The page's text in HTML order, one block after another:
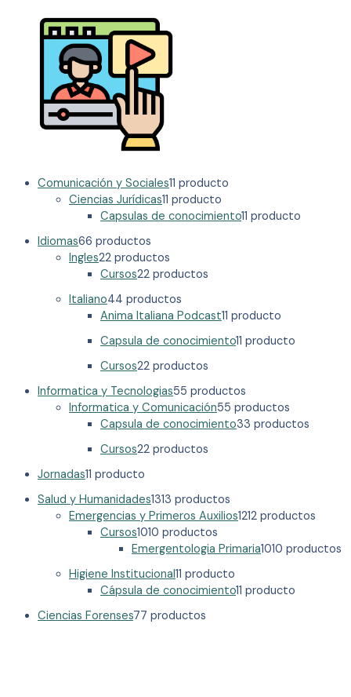
Comunicación y Sociales11 producto
Ciencias Jurídicas11 producto
Capsulas de conocimiento11 producto
Idiomas66 productos
Ingles22 productos
Cursos22 productos
Italiano44 productos
Anima Italiana Podcast11 producto
Capsula de conocimiento11 producto
Cursos22 productos
Informatica y Tecnologias55 productos
Informatica y Comunicación55 productos
Capsula de conocimiento33 productos
Cursos22 productos
Jornadas11 producto
Salud y Humanidades1313 productos
Emergencias y Primeros Auxilios1212 productos
Cursos1010 productos
Emergentologia Primaria1010 productos
Higiene Institucional11 producto
Cápsula de conocimiento11 producto
Ciencias Forenses77 productos